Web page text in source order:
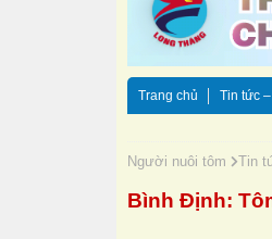
Trang chủ Tin tức
Người nuôi tôm Tin
Bình Định: